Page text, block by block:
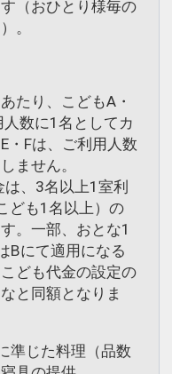
（おひとり様毎の
。
たり、こどもA・
数に1名としてカ
・Fは、ご利用人数
ません。
は、3名以上1室利
ども1名以上）の
。一部、おとな1
Bにて適用になる
ども代金の設定の
と同額となりま
準じた料理（品数